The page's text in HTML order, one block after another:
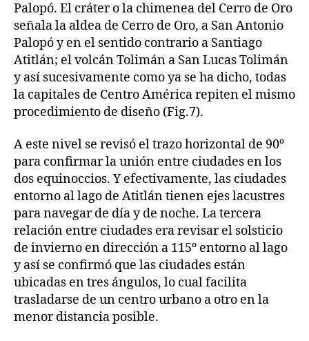
Palopó. El cráter o la chimenea del Cerro de Oro
señala la aldea de Cerro de Oro, a San Antonio
Palopó y en el sentido contrario a Santiago
Atitlán; el volcán Tolimán a San Lucas Tolimán
y así sucesivamente como ya se ha dicho, todas
la capitales de Centro América repiten el mismo
procedimiento de diseño (Fig.7).
A este nivel se revisó el trazo horizontal de 90º
para confirmar la unión entre ciudades en los
dos equinoccios. Y efectivamente, las ciudades
entorno al lago de Atitlán tienen ejes lacustres
para navegar de día y de noche. La tercera
relación entre ciudades era revisar el solsticio
de invierno en dirección a 115º entorno al lago
y así se confirmó que las ciudades están
ubicadas en tres ángulos, lo cual facilita
trasladarse de un centro urbano a otro en la
menor distancia posible.